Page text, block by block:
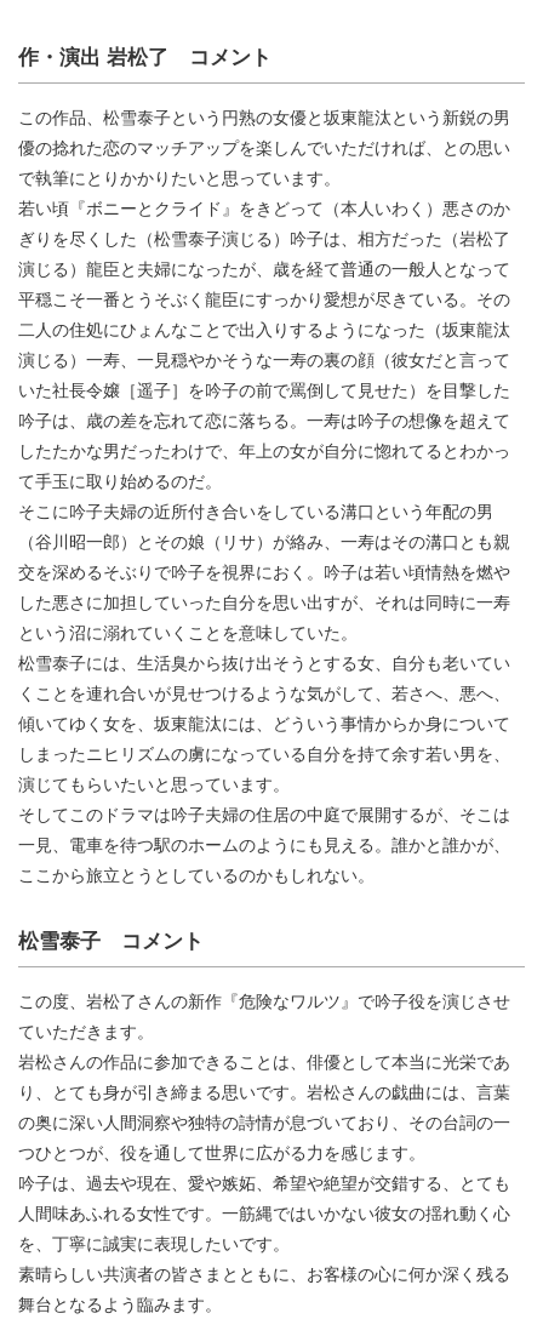
作・演出 岩松了 コメント
この作品、松雪泰子という円熟の女優と坂東龍汰という新鋭の男
優の捻れた恋のマッチアップを楽しんでいただければ、との思い
で執筆にとりかかりたいと思っています。
若い頃『ボニーとクライド』をきどって（本人いわく）悪さのか
ぎりを尽くした（松雪泰子演じる）吟子は、相方だった（岩松了
演じる）龍臣と夫婦になったが、歳を経て普通の一般人となって
平穏こそ一番とうそぶく龍臣にすっかり愛想が尽きている。その
二人の住処にひょんなことで出入りするようになった（坂東龍汰
演じる）一寿、一見穏やかそうな一寿の裏の顔（彼女だと言って
いた社長令嬢［遥子］を吟子の前で罵倒して見せた）を目撃した
吟子は、歳の差を忘れて恋に落ちる。一寿は吟子の想像を超えて
したたかな男だったわけで、年上の女が自分に惚れてるとわかっ
て手玉に取り始めるのだ。
そこに吟子夫婦の近所付き合いをしている溝口という年配の男
（谷川昭一郎）とその娘（リサ）が絡み、一寿はその溝口とも親
交を深めるそぶりで吟子を視界におく。吟子は若い頃情熱を燃や
した悪さに加担していった自分を思い出すが、それは同時に一寿
という沼に溺れていくことを意味していた。
松雪泰子には、生活臭から抜け出そうとする女、自分も老いてい
くことを連れ合いが見せつけるような気がして、若さへ、悪へ、
傾いてゆく女を、坂東龍汰には、どういう事情からか身について
しまったニヒリズムの虜になっている自分を持て余す若い男を、
演じてもらいたいと思っています。
そしてこのドラマは吟子夫婦の住居の中庭で展開するが、そこは
一見、電車を待つ駅のホームのようにも見える。誰かと誰かが、
ここから旅立とうとしているのかもしれない。
松雪泰子 コメント
この度、岩松了さんの新作『危険なワルツ』で吟子役を演じさせ
ていただきます。
岩松さんの作品に参加できることは、俳優として本当に光栄であ
り、とても身が引き締まる思いです。岩松さんの戯曲には、言葉
の奥に深い人間洞察や独特の詩情が息づいており、その台詞の一
つひとつが、役を通して世界に広がる力を感じます。
吟子は、過去や現在、愛や嫉妬、希望や絶望が交錯する、とても
人間味あふれる女性です。一筋縄ではいかない彼女の揺れ動く心
を、丁寧に誠実に表現したいです。
素晴らしい共演者の皆さまとともに、お客様の心に何か深く残る
舞台となるよう臨みます。